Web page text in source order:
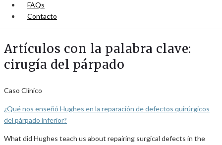
FAQs
Contacto
Artículos con la palabra clave:
cirugía del párpado
Caso Clínico
¿Qué nos enseñó Hughes en la reparación de defectos quirúrgicos
del párpado inferior?
What did Hughes teach us about repairing surgical defects in the